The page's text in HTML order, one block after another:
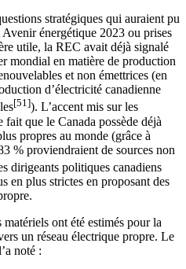
stratégiques qui auraient pu
énergétique 2023 ou prises
utile, la REC avait déjà signalé
mondial en matière de production
et non émettrices (en
d’électricité canadienne
[51]). L’accent mis sur les
que le Canada possède déjà
propres au monde (grâce à
% proviendraient de sources non
dirigeants politiques canadiens
en plus strictes en proposant des
ont été estimés pour la
un réseau électrique propre. Le
noté :